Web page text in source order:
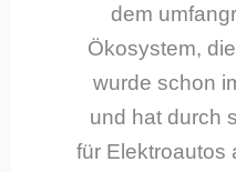
dem
Ökosystem,
wurde schon
und hat durch
für Elektroautos